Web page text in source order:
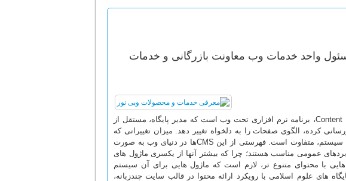
واحد خدمات وب معاونت بازرگانی و خدمات
«سیستم مدیریت محتوا» یا Content Management System - CMS، برنامه نرم افزاری تحت وب است که مدیر پایگاه، مستقل از
کرده، الگوی صفحات را به دلخواه تغییر دهد. میزان تغییراتی که
یک مدیر در پایگاه می تواند انجام دهد، بسته به توانایی آن سیستم، متفاوت است. فهرستی از این CMSها در دنیای وب به صورت
عمومی مناسب هستند؛ چرا که بیشتر آنها از یکسری ماژول های
هایی با محتوای متنوع تر، لازم است که ماژول هایی برای آن سیستم
های علوم اسلامی با رویکرد ارائه محتوا در قالب سایت چندزبانه،